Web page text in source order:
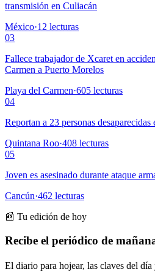
transmisión en Culiacán
México·12 lecturas
03
Fallece trabajador de Xcaret en
Carmen a Puerto Morelos
Playa del Carmen·605 lecturas
04
Reportan a 23 personas
Quintana Roo·408 lecturas
05
Joven es asesinado durante ataque
Cancún·462 lecturas
📰 Tu edición de hoy
Recibe el periódico de
El diario para hojear, las claves del